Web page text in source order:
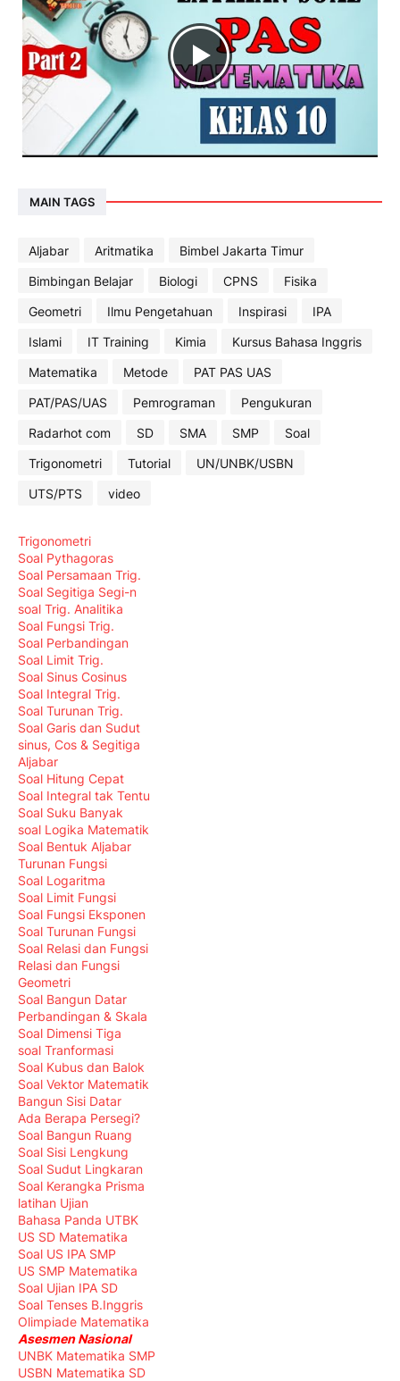
MAIN TAGS
Aljabar Aritmatika
Bimbel Jakarta Timur
Bimbingan Belajar
Biologi CPNS
Fisika
Geometri
Ilmu Pengetahuan Inspirasi
IPA
Islami
IT Training Kimia
Kursus Bahasa Inggris
Matematika
Metode
PAT PAS UAS
PAT/PAS/UAS
Pemrograman
Pengukuran
Radarhot com
SD SMA SMP
Soal
Trigonometri
Tutorial
UN/UNBK/USBN
UTS/PTS
video
Trigonometri
Soal Pythagoras
Soal Persamaan Trig.
Soal Segitiga Segi-n
soal Trig. Analitika
Soal Fungsi Trig.
Soal Perbandingan
Soal Limit Trig.
Soal Sinus Cosinus
Soal Integral Trig.
Soal Turunan Trig.
Soal Garis dan Sudut
sinus, Cos & Segitiga
Aljabar
Soal Hitung Cepat
Soal Integral tak Tentu
Soal Suku Banyak
soal Logika Matematik
Soal Bentuk Aljabar
Turunan Fungsi
Soal Logaritma
Soal Limit Fungsi
Soal Fungsi Eksponen
Soal Turunan Fungsi
Soal Relasi dan Fungsi
Relasi dan Fungsi
Geometri
Soal Bangun Datar
Perbandingan & Skala
Soal Dimensi Tiga
soal Tranformasi
Soal Kubus dan Balok
Soal Vektor Matematik
Bangun Sisi Datar
Ada Berapa Persegi?
Soal Bangun Ruang
Soal Sisi Lengkung
Soal Sudut Lingkaran
Soal Kerangka Prisma
latihan Ujian
Bahasa Panda UTBK
US SD Matematika
Soal US IPA SMP
US SMP Matematika
Soal Ujian IPA SD
Soal Tenses B.Inggris
Olimpiade Matematika
Asesmen Nasional
UNBK Matematika SMP
USBN Matematika SD